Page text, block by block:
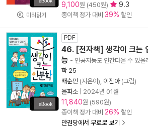
미리읽기
9,100원 (450원) 9.3
종이책 정가 대비 39% 할인
PDF
46. [전자책] 생각이 크는
능 - 인공지능도 인간다울 수 있을
학 25
배순민 (지은이), 이진아(그림)
을파소
2024년 01월
11,840원 (590원)
종이책 정가 대비 26% 할인
만권당에서 무료로 보기